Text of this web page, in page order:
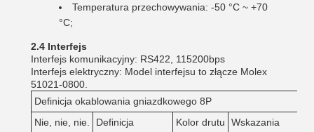
Temperatura przechowywania: -50 °C ~ +70
°C;
2.4 Interfejs
Interfejs komunikacyjny: RS422, 115200bps
Interfejs elektryczny: Model interfejsu to złącze Molex
51021-0800.
Definicja okablowania gniazdkowego 8P
Nie, nie, nie.
Definicja Kolor drutu
Wskazania